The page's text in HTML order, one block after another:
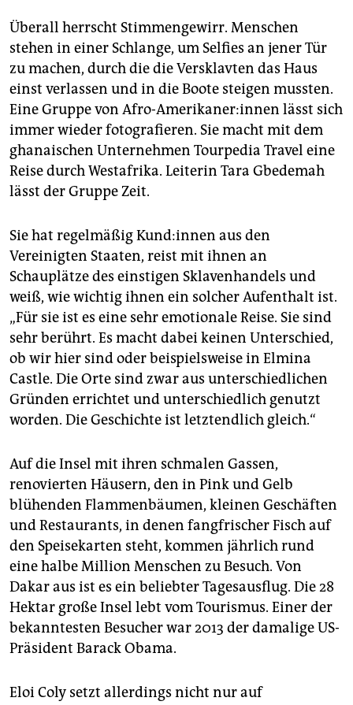
Überall herrscht Stimmengewirr. Menschen
stehen in einer Schlange, um Selfies an jener Tür
zu machen, durch die die Versklavten das Haus
einst verlassen und in die Boote steigen mussten.
Eine Gruppe von Afro-Amerikaner:innen lässt sich
immer wieder fotografieren. Sie macht mit dem
ghanaischen Unternehmen Tourpedia Travel eine
Reise durch Westafrika. Leiterin Tara Gbedemah
lässt der Gruppe Zeit.
Sie hat regelmäßig Kun­d:in­nen aus den
Vereinigten Staaten, reist mit ihnen an
Schauplätze des einstigen Sklavenhandels und
weiß, wie wichtig ihnen ein solcher Aufenthalt ist.
„Für sie ist es eine sehr emotionale Reise. Sie sind
sehr berührt. Es macht dabei keinen Unterschied,
ob wir hier sind oder beispielsweise in Elmina
Castle. Die Orte sind zwar aus unterschiedlichen
Gründen errichtet und unterschiedlich genutzt
worden. Die Geschichte ist letztendlich gleich.“
Auf die Insel mit ihren schmalen Gassen,
renovierten Häusern, den in Pink und Gelb
blühenden Flammenbäumen, kleinen Geschäften
und Restaurants, in denen fangfrischer Fisch auf
den Speisekarten steht, kommen jährlich rund
eine halbe Million Menschen zu Besuch. Von
Dakar aus ist es ein beliebter Tagesausflug. Die 28
Hektar große Insel lebt vom Tourismus. Einer der
bekanntesten Besucher war 2013 der damalige US-
Präsident Barack Obama.
Eloi Coly setzt allerdings nicht nur auf